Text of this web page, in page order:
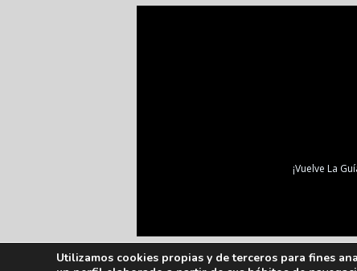
¡Vuelve La
Utilizamos cookies propias y de terceros para fines